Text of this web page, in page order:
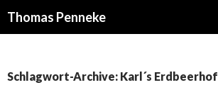
Thomas Penneke
Schlagwort-Archive: Karl´s Erdbeerhof